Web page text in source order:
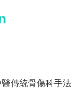
傳統骨傷科手法